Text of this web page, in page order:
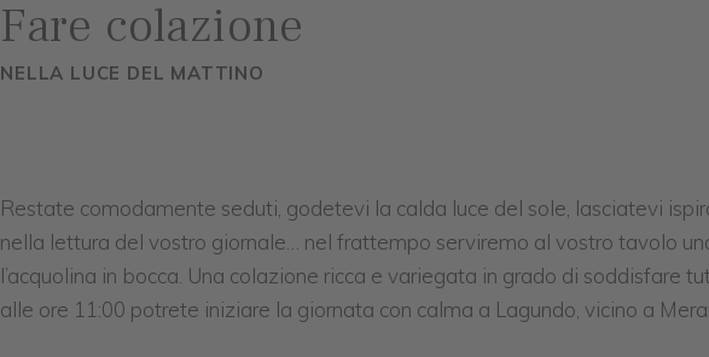
Fare colazione
NELLA LUCE DEL MATTINO
Restate comodamente seduti, godetevi la calda luce del sole, lasciatevi
nella lettura del vostro giornale… nel frattempo serviremo al vostro tavolo
l’acquolina in bocca. Una colazione ricca e variegata in grado di soddisfare
alle ore 11:00 potrete iniziare la giornata con calma a Lagundo, vicino a